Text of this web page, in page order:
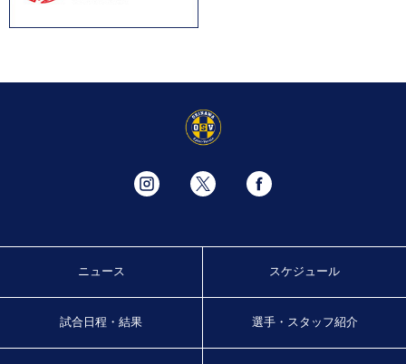
ニュース スケジュール
試合日程・結果 選手・スタッフ紹介